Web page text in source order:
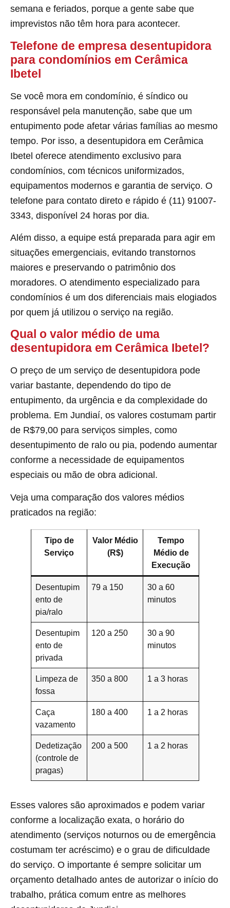
semana e feriados, porque a gente sabe que
imprevistos não têm hora para acontecer.
Telefone de empresa desentupidora
para condomínios em Cerâmica
Ibetel
Se você mora em condomínio, é síndico ou
responsável pela manutenção, sabe que um
entupimento pode afetar várias famílias ao mesmo
tempo. Por isso, a desentupidora em Cerâmica
Ibetel oferece atendimento exclusivo para
condomínios, com técnicos uniformizados,
equipamentos modernos e garantia de serviço. O
telefone para contato direto e rápido é (11) 91007-
3343, disponível 24 horas por dia.
Além disso, a equipe está preparada para agir em
situações emergenciais, evitando transtornos
maiores e preservando o patrimônio dos
moradores. O atendimento especializado para
condomínios é um dos diferenciais mais elogiados
por quem já utilizou o serviço na região.
Qual o valor médio de uma
desentupidora em Cerâmica Ibetel?
O preço de um serviço de desentupidora pode
variar bastante, dependendo do tipo de
entupimento, da urgência e da complexidade do
problema. Em Jundiaí, os valores costumam partir
de R$79,00 para serviços simples, como
desentupimento de ralo ou pia, podendo aumentar
conforme a necessidade de equipamentos
especiais ou mão de obra adicional.
Veja uma comparação dos valores médios
praticados na região:
Tipo de
Serviço
Valor Médio
(R$)
Tempo
Médio de
Execução
Desentupim
ento de
pia/ralo
79 a 150
30 a 60
minutos
Desentupim
ento de
privada
120 a 250
30 a 90
minutos
Limpeza de
fossa
350 a 800 1 a 3 horas
Caça
vazamento
180 a 400 1 a 2 horas
Dedetização
(controle de
pragas)
200 a 500 1 a 2 horas
Esses valores são aproximados e podem variar
conforme a localização exata, o horário do
atendimento (serviços noturnos ou de emergência
costumam ter acréscimo) e o grau de dificuldade
do serviço. O importante é sempre solicitar um
orçamento detalhado antes de autorizar o início do
trabalho, prática comum entre as melhores